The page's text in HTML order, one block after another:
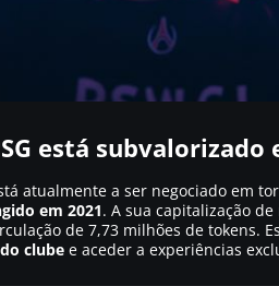
está
atualmente a ser negociado em
em 2021. A sua capitalização
de 7,73 milhões de tokens.
clube e aceder a experiências